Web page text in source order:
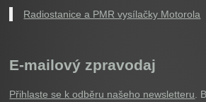
Radiostanice a PMR vysílačky Motorola
E-mailový zpravodaj
Přihlaste se k odběru našeho newsletteru .